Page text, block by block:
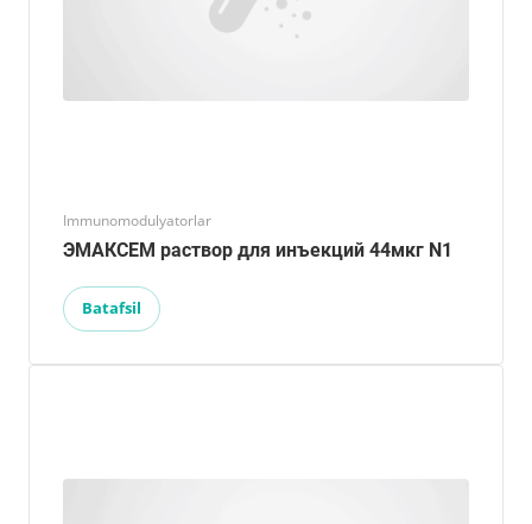
Immunomodulyatorlar
ЭМАКСЕМ раствор для инъекций 44мкг N1
Batafsil